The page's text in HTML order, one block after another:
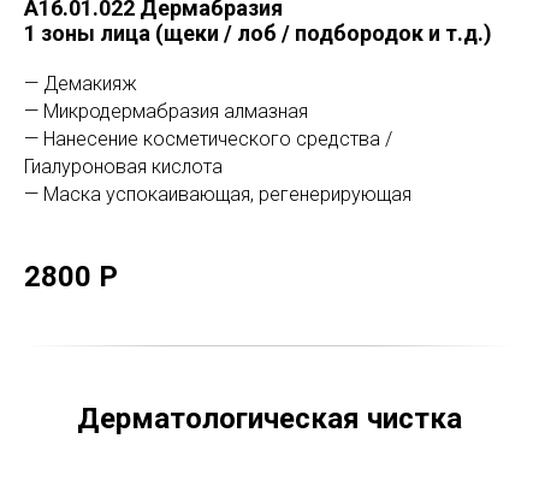
A16.01.022 Дермабразия
1 зоны лица (щеки / лоб / подбородок и т.д.)
— Демакияж
— Микродермабразия алмазная
— Нанесение косметического средства /
Гиалуроновая кислота
— Маска успокаивающая, регенерирующая
2800 Р
Дерматологическая чистка